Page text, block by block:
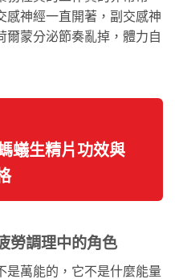
感神經一直開著，副交感神
爾蒙分泌節奏亂掉，體力自
蟻生精片功效與
勞調理中的角色
是萬能的，它不是什麼能量